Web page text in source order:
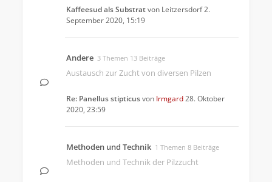
Kaffeesud als Substratvon Leitzersdorf2.
September 2020, 15:19
Andere 3 Themen 13 Beiträge
Austausch zur Zucht von diversen Pilzen
Re: Panellus stipticusvon Irmgard28. Oktober
2020, 23:59
Methoden und Technik 1 Themen 8 Beiträge
Methoden und Technik der Pilzzucht